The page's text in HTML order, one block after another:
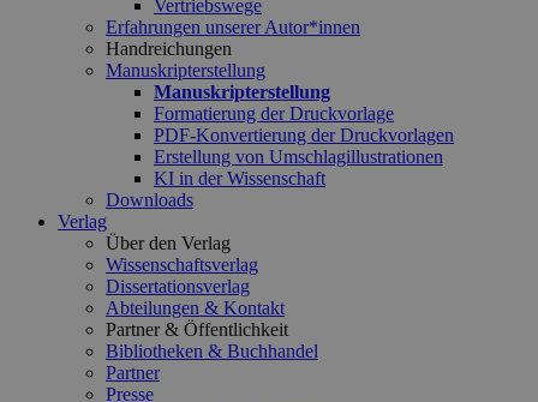
Vertriebswege
Erfahrungen unserer Autor*innen
Handreichungen
Manuskripterstellung
Manuskripterstellung
Formatierung der Druckvorlage
PDF-Konvertierung der Druckvorlagen
Erstellung von Umschlagillustrationen
KI in der Wissenschaft
Downloads
Verlag
Über den Verlag
Wissenschaftsverlag
Dissertationsverlag
Abteilungen & Kontakt
Partner & Öffentlichkeit
Bibliotheken & Buchhandel
Partner
Presse